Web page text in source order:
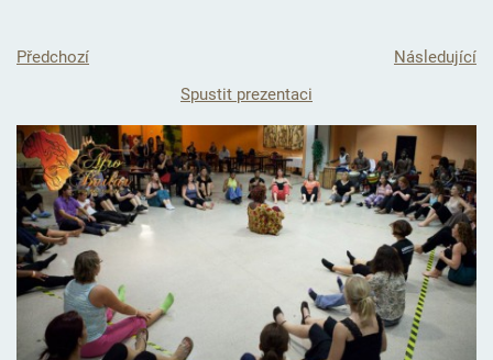
Předchozí
Následující
Spustit prezentaci